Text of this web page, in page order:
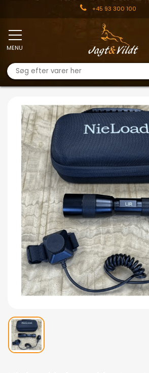
+45 93 300 100
MENU